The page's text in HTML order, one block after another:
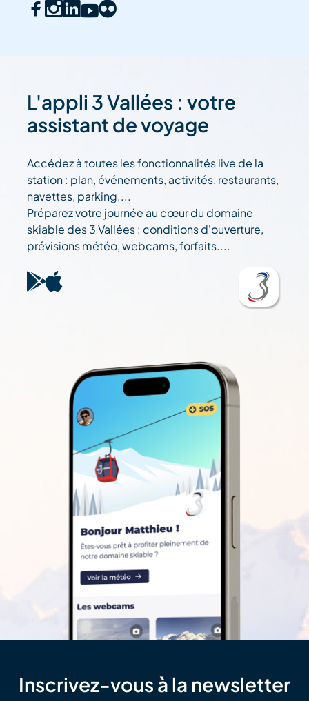
L'appli 3 Vallées : votre
assistant de voyage
Accédez à toutes les fonctionnalités live de la
station : plan, événements, activités, restaurants,
navettes, parking....
Préparez votre journée au cœur du domaine
skiable des 3 Vallées : conditions d'ouverture,
prévisions météo, webcams, forfaits....
Inscrivez-vous à la newsletter